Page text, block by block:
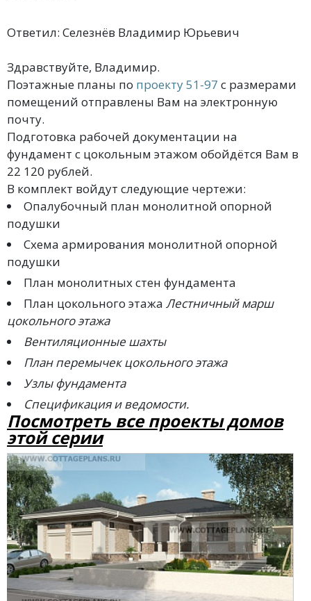
Ответил: Селезнёв Владимир Юрьевич
Здравствуйте, Владимир.
Поэтажные планы по проекту 51-97 с размерами
помещений отправлены Вам на электронную
почту.
Подготовка рабочей документации на
фундамент с цокольным этажом обойдётся Вам в
22 120 рублей.
В комплект войдут следующие чертежи:
Опалубочный план монолитной опорной
подушки
Схема армирования монолитной опорной
подушки
План монолитных стен фундамента
План цокольного этажа Лестничный марш
цокольного этажа
Вентиляционные шахты
План перемычек цокольного этажа
Узлы фундамента
Спецификация и ведомости.
Посмотреть все проекты домов
этой серии